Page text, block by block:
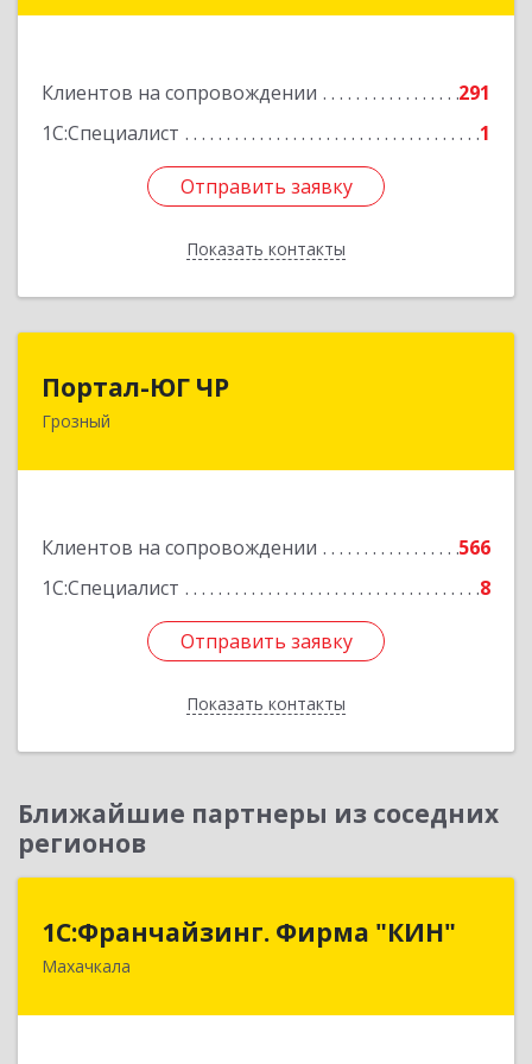
Клиентов на сопровождении
291
1С:Специалист
1
Отправить заявку
Показать контакты
Подробнее
Отправить заявку
Назад
Портал-ЮГ ЧР
Грозный
Клиентов на сопровождении
566
1С:Специалист
8
Отправить заявку
Показать контакты
364906, Чеченская Респ, Грозный г, Путина пр-
Отправить заявку
Назад
Ближайшие партнеры из соседних
регионов
1С:Франчайзинг. Фирма "КИН"
Махачкала
1С:Франчайзинг. Фирма "КИН"
367030, Дагестан Респ, Махачкала г, И.Казака